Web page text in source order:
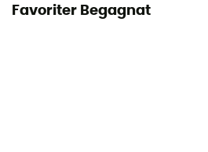
Favoriter Begagnat